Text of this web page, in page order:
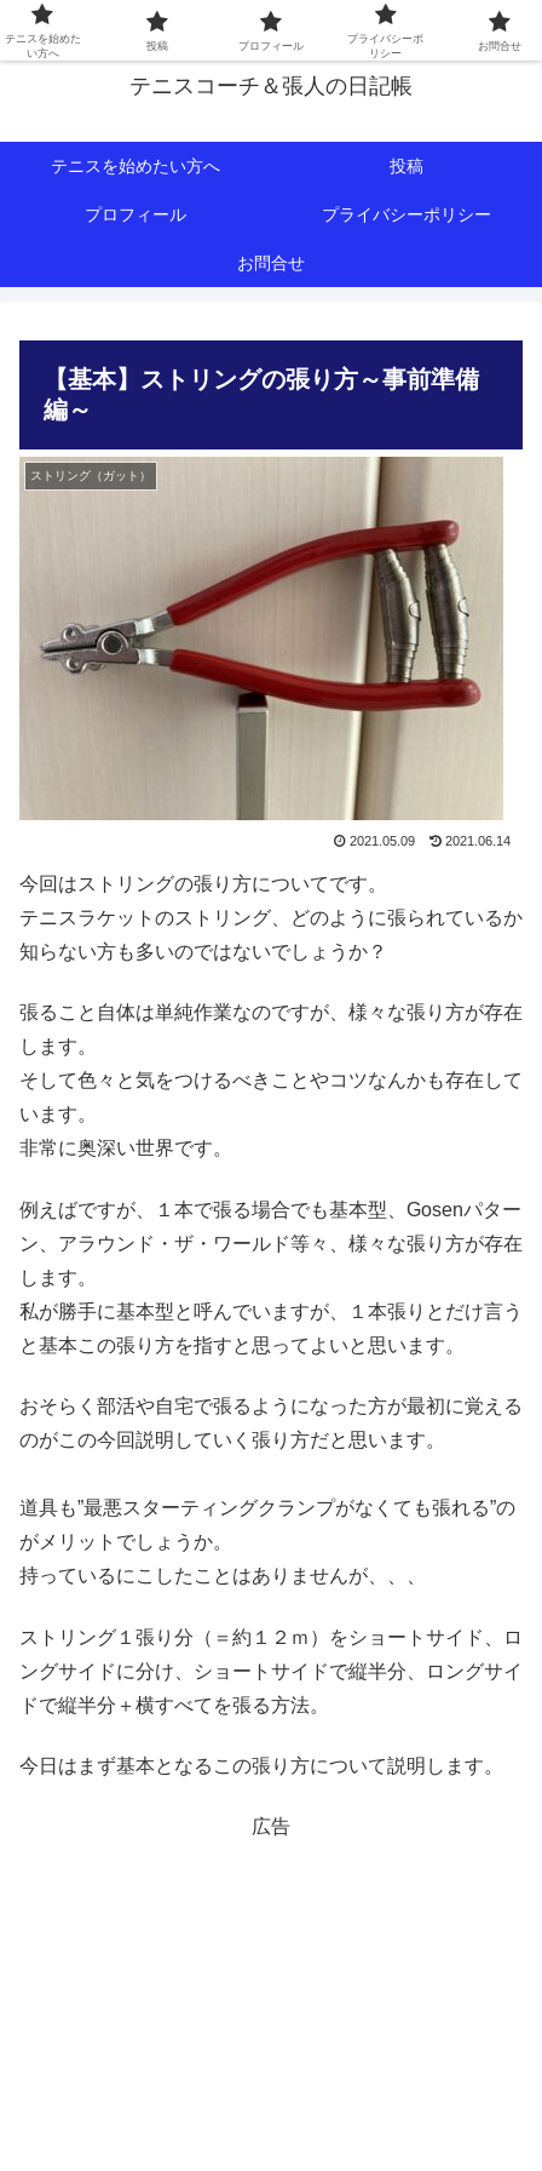
初心者∼中級者向けの情報を中心にテニスライフをサポート！
テニスコーチ＆張人の日記帳
テニスを始めたい方へ 投稿
プロフィール プライバシーポリシー
お問合せ
【基本】ストリングの張り方～事前準備
編～
ストリング（ガット）
2021.05.09 2021.06.14
今回はストリングの張り方についてです。
テニスラケットのストリング、どのように張られているか
知らない方も多いのではないでしょうか？
張ること自体は単純作業なのですが、様々な張り方が存在
します。
そして色々と気をつけるべきことやコツなんかも存在して
います。
非常に奥深い世界です。
例えばですが、１本で張る場合でも基本型、Gosenパター
ン、アラウンド・ザ・ワールド等々、様々な張り方が存在
します。
私が勝手に基本型と呼んでいますが、１本張りとだけ言う
と基本この張り方を指すと思ってよいと思います。
おそらく部活や自宅で張るようになった方が最初に覚える
のがこの今回説明していく張り方だと思います。
道具も”最悪スターティングクランプがなくても張れる”の
がメリットでしょうか。
持っているにこしたことはありませんが、、、
ストリング１張り分（＝約１２ｍ）をショートサイド、ロ
ングサイドに分け、ショートサイドで縦半分、ロングサイ
ドで縦半分＋横すべてを張る方法。
今日はまず基本となるこの張り方について説明します。
広告
テニスを始めた
い方へ
投稿 プロフィール
プライバシーポ
リシー
お問合せ